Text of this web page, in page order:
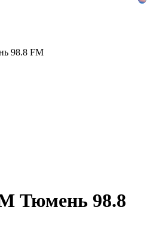
98.8 FM
Тюмень 98.8